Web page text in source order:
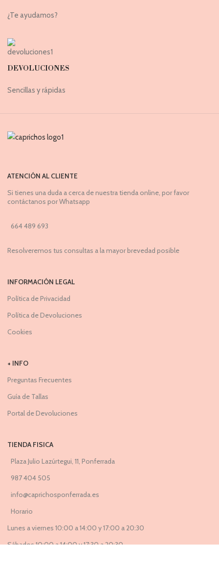
¿Te ayudamos?
DEVOLUCIONES
Sencillas y rápidas
ATENCIÓN AL CLIENTE
Si tienes una duda a cerca de nuestra tienda online, por favor
contáctanos por Whatsapp
664 489 693
Resolveremos tus consultas a la mayor brevedad posible
INFORMACIÓN LEGAL
Política de Privacidad
Política de Devoluciones
Cookies
+ INFO
Preguntas Frecuentes
Guía de Tallas
Portal de Devoluciones
TIENDA FISICA
Plaza Julio Lazúrtegui, 11, Ponferrada
987 404 505
info@caprichosponferrada.es
Horario
Lunes a viernes 10:00 a 14:00 y 17:00 a 20:30
Sábados 10:00 a 14:00 y 17:30 a 20:30